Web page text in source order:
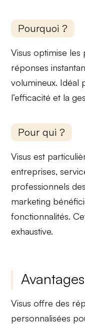
Pourquoi ?
Visusoptimise les
réponses
volumineux. Idéal
l’efficacité et la
Pour qui ?
Visus est
entreprises,
professionnels des
marketing
fonctionnalités.
exhaustive.
Visus offre des
personnalisées